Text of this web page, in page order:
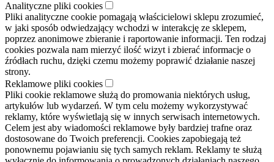
Analityczne pliki cookies
Pliki analityczne cookie pomagają właścicielowi sklepu zrozumieć,
w jaki sposób odwiedzający wchodzi w interakcję ze sklepem,
poprzez anonimowe zbieranie i raportowanie informacji. Ten rodzaj
cookies pozwala nam mierzyć ilość wizyt i zbierać informacje o
źródłach ruchu, dzięki czemu możemy poprawić działanie naszej
strony.
Reklamowe pliki cookies
Pliki cookie reklamowe służą do promowania niektórych usług,
artykułów lub wydarzeń. W tym celu możemy wykorzystywać
reklamy, które wyświetlają się w innych serwisach internetowych.
Celem jest aby wiadomości reklamowe były bardziej trafne oraz
dostosowane do Twoich preferencji. Cookies zapobiegają też
ponownemu pojawianiu się tych samych reklam. Reklamy te służą